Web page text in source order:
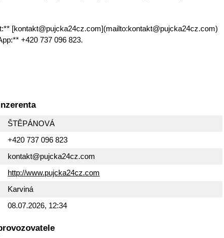
[kontakt@pujcka24cz.com](mailto:kontakt@pujcka24cz.com)
+420 737 096 823.
ŠTĚPÁNOVÁ
+420 737 096 823
kontakt@pujcka24cz.com
http://www.pujcka24cz.com
Karviná
08.07.2026, 12:34